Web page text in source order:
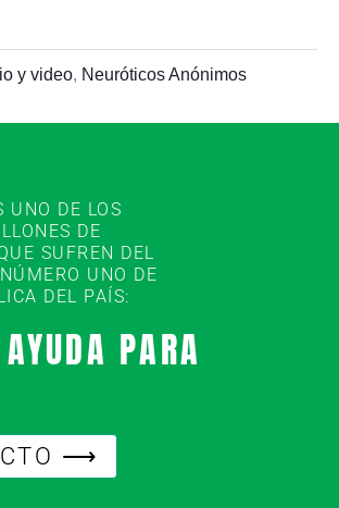
y video, Neuróticos Anónimos
UNO DE LOS
DE
SUFREN DEL
UNO DE
DEL PAÍS:
PARA
⟶